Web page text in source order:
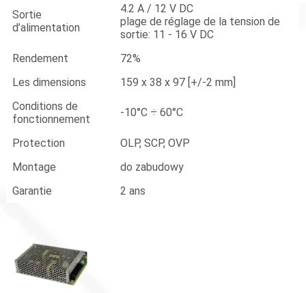
Sortie
d’alimentation
4.2 A / 12 V DC
plage de réglage de la tension de
sortie: 11 - 16 V DC
Rendement
72%
Les dimensions
159 x 38 x 97 [+/-2 mm]
Conditions de
fonctionnement
-10°C ÷ 60°C
Protection
OLP, SCP, OVP
Montage
do zabudowy
Garantie
2 ans